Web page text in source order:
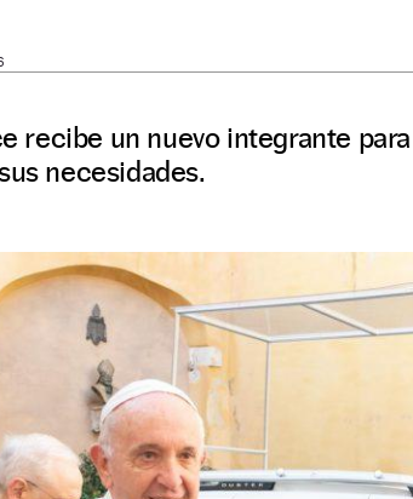
recibe un nuevo integrante
necesidades.